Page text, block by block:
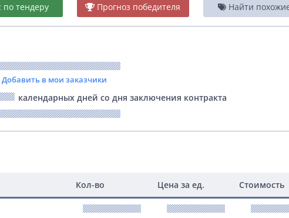
тендеру Прогноз победителя Найти
Добавить в мои заказчики
календарных дней со дня заключения контракта
Кол-во Цена за ед. Стоимость